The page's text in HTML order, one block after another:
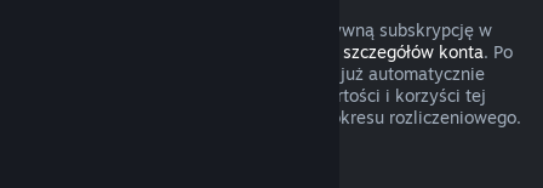
Pamiętaj o tym, że możesz anulować aktywną subskrypcję w
swoich szczegółów konta. Po
anulowaniu twoja subskrypcja nie będzie już automatycznie
odnawiana, ale uzyskasz dostęp do zawartości i korzyści tej
subskrypcji do końca twojego obecnego okresu rozliczeniowego.